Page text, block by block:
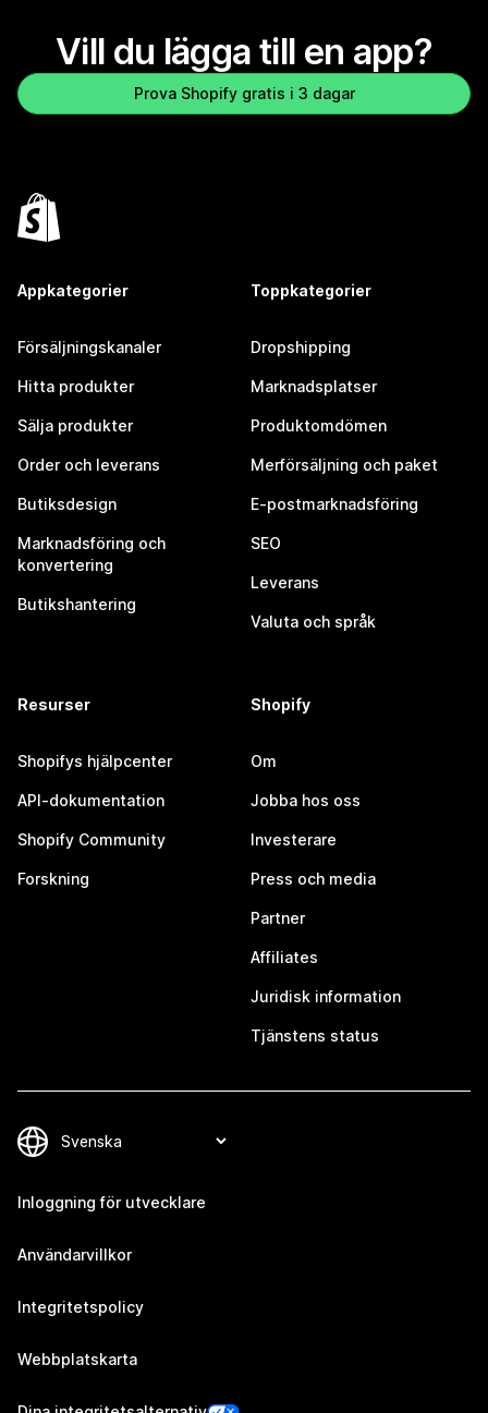
Vill du lägga till en app?
Prova Shopify gratis i 3 dagar
Appkategorier
Försäljningskanaler
Hitta produkter
Sälja produkter
Order och leverans
Butiksdesign
Marknadsföring och
konvertering
Butikshantering
Toppkategorier
Dropshipping
Marknadsplatser
Produktomdömen
Merförsäljning och paket
E-postmarknadsföring
SEO
Leverans
Valuta och språk
Resurser
Shopifys hjälpcenter
API-dokumentation
Shopify Community
Forskning
Shopify
Om
Jobba hos oss
Investerare
Press och media
Partner
Affiliates
Juridisk information
Tjänstens status
Inloggning för utvecklare
Användarvillkor
Integritetspolicy
Webbplatskarta